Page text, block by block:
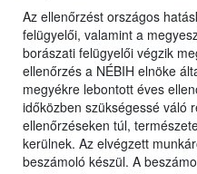
Az ellenőrzést országos
felügyelői, valamint a
borászati felügyelői végzik
ellenőrzés a NÉBIH elnöke
megyékre lebontott éves
időközben szükségessé váló
ellenőrzéseken túl,
kerülnek. Az elvégzett
beszámoló készül. A